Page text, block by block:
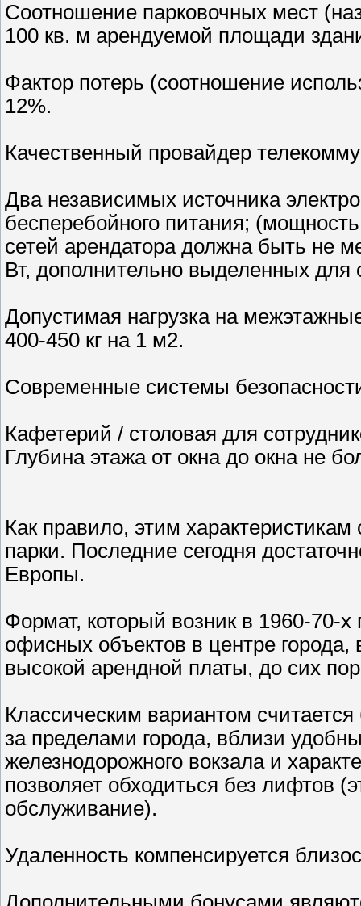
Соотношение парковочных мест
100 кв. м арендуемой площади
Фактор потерь (соотношение
12%.
Качественный провайдер
Два независимых источника
бесперебойного питания;
сетей арендатора должна быть не
Вт, дополнительно выделенных для
Допустимая нагрузка на
400-450 кг на 1 м2.
Современные системы
Кафетерий / столовая для
Глубина этажа от окна до окна не
Как правило, этим
парки. Последние сегодня
Европы.
Формат, который возник в 1960-70-х
офисных объектов в центре
высокой арендной платы, до сих
Классическим вариантом
за пределами города, вблизи
железнодорожного вокзала и
позволяет обходиться без лифтов
обслуживание).
Удаленность компенсируется